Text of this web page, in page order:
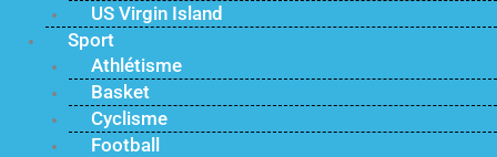
US Virgin Island
Sport
Athlétisme
Basket
Cyclisme
Football